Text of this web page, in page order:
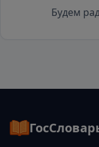
Будем